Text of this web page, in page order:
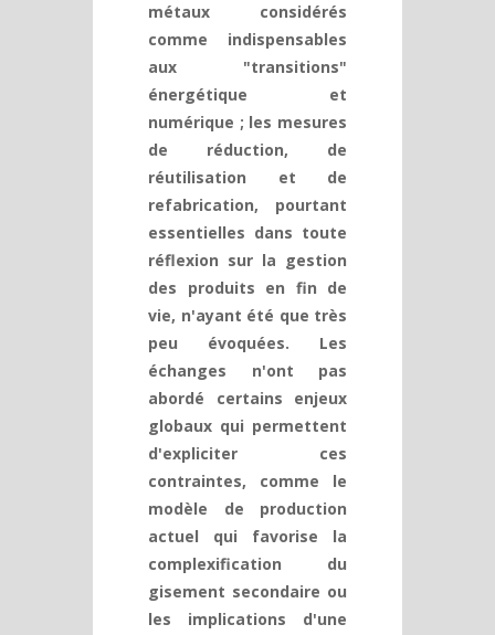
métaux considérés
comme indispensables
aux "transitions"
énergétique et
numérique ; les mesures
de réduction, de
réutilisation et de
refabrication, pourtant
essentielles dans toute
réflexion sur la gestion
des produits en fin de
vie, n'ayant été que très
peu évoquées. Les
échanges n'ont pas
abordé certains enjeux
globaux qui permettent
d'expliciter ces
contraintes, comme le
modèle de production
actuel qui favorise la
complexification du
gisement secondaire ou
les implications d'une